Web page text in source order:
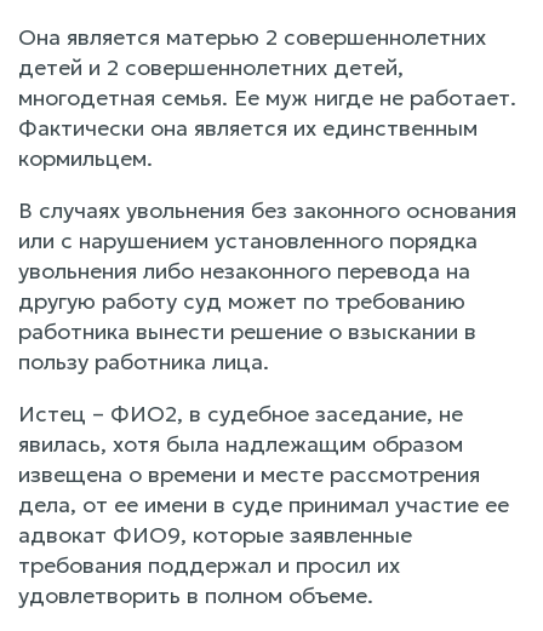
Она является матерью 2 совершеннолетних
детей и 2 совершеннолетних детей,
многодетная семья. Ее муж нигде не работает.
Фактически она является их единственным
кормильцем.
В случаях увольнения без законного основания
или с нарушением установленного порядка
увольнения либо незаконного перевода на
другую работу суд может по требованию
работника вынести решение о взыскании в
пользу работника лица.
Истец – ФИО2, в судебное заседание, не
явилась, хотя была надлежащим образом
извещена о времени и месте рассмотрения
дела, от ее имени в суде принимал участие ее
адвокат ФИО9, которые заявленные
требования поддержал и просил их
удовлетворить в полном объеме.